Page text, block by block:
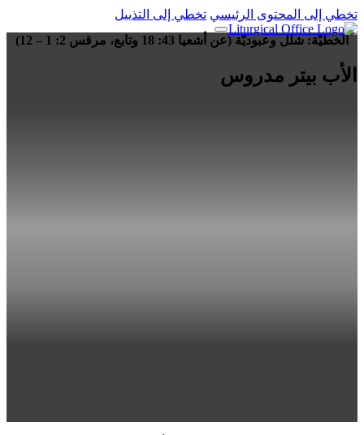
تخطي إلى المحتوى الرئيسي تخطي إلى التذييل
الخطيّة: شلل وعبوديّة (عن أشعيا 43: 18 وتابع، مرقس 2: 1 – 12)
الأب بيتر مدروس